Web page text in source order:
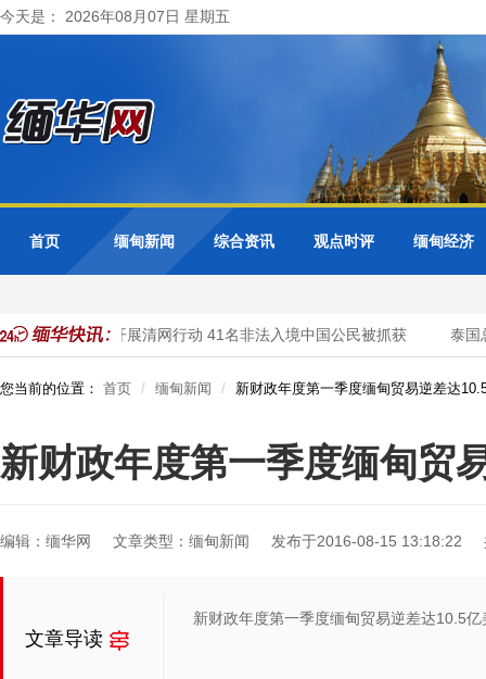
今天是： 2026年08月07日 星期五
首页 缅甸新闻 综合资讯 观点时评 缅甸经济
大其力市警方开展清网行动 41名非法入境中国公民被抓获 泰国
您当前的位置： 首页 缅甸新闻 新财政年度第一季度缅甸贸易逆差达
新财政年度第一季度缅甸贸
编辑：缅华网 文章类型：缅甸新闻 发布于2016-08-15 13:18:22
文章导读
新财政年度第一季度缅甸贸易逆差达10.5亿